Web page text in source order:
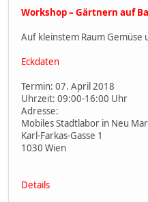
Workshop – Gärtnern auf
Auf kleinstem Raum
Eckdaten
Termin: 07. April 2018
Uhrzeit: 09:00-16:00 Uhr
Adresse:
Mobiles Stadtlabor in Neu
Karl-Farkas-Gasse 1
1030 Wien
Details